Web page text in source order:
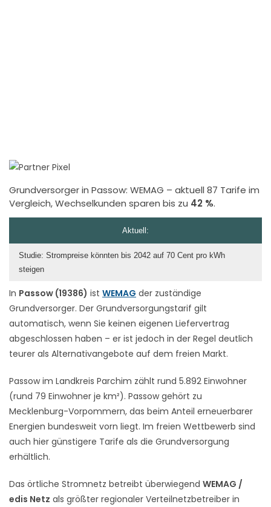
Grundversorger in Passow: WEMAG – aktuell 87 Tarife im
Vergleich, Wechselkunden sparen bis zu 42 %.
In Passow (19386) ist WEMAG der zuständige
Grundversorger. Der Grundversorgungstarif gilt
automatisch, wenn Sie keinen eigenen Liefervertrag
abgeschlossen haben – er ist jedoch in der Regel deutlich
teurer als Alternativangebote auf dem freien Markt.
Passow im Landkreis Parchim zählt rund 5.892 Einwohner
(rund 79 Einwohner je km²). Passow gehört zu
Mecklenburg-Vorpommern, das beim Anteil erneuerbarer
Energien bundesweit vorn liegt. Im freien Wettbewerb sind
auch hier günstigere Tarife als die Grundversorgung
erhältlich.
Das örtliche Stromnetz betreibt überwiegend WEMAG /
edis Netz als größter regionaler Verteilnetzbetreiber in
Aktuell:
Studie: Strompreise könnten bis 2042 auf 70 Cent pro kWh
steigen